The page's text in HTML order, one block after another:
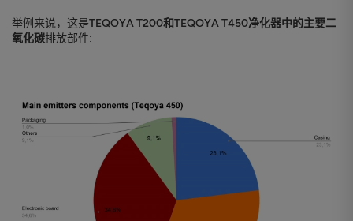
举例来说，这是TEQOYA T200和TEQOYA T450净化器中的主要二
氧化碳排放部件: